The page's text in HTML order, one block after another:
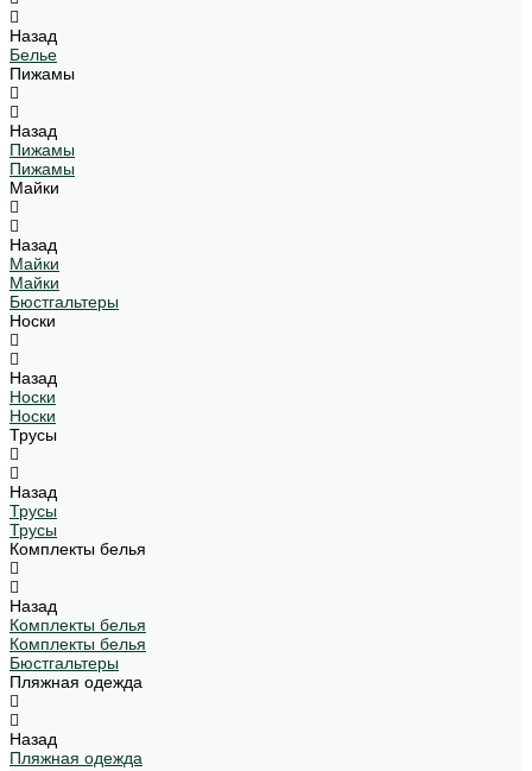
Назад
Белье
Пижамы
Назад
Пижамы
Пижамы
Майки
Назад
Майки
Майки
Бюстгальтеры
Носки
Назад
Носки
Носки
Трусы
Назад
Трусы
Трусы
Комплекты белья
Назад
Комплекты белья
Комплекты белья
Бюстгальтеры
Пляжная одежда
Назад
Пляжная одежда